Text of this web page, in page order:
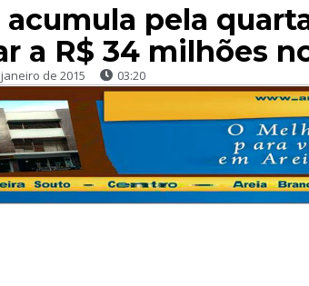
acumula pela
a R$ 34 milhões
de 2015 03:20